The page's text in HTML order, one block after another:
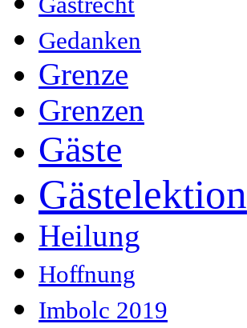
Gedanken
Grenze
Grenzen
Gäste
Gästelektion
Heilung
Hoffnung
Imbolc 2019